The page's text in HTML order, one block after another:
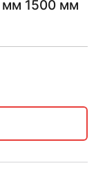
1500 мм